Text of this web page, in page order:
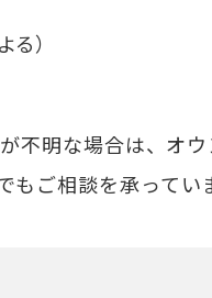
）
不明な場合は、オ
ご相談を承ってい